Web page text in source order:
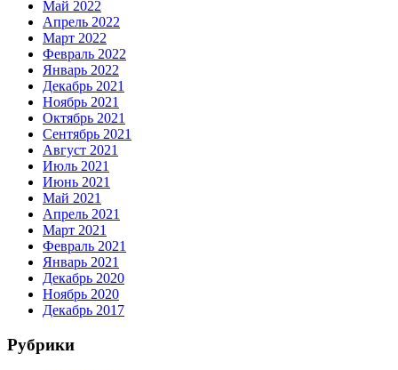
Май 2022
Апрель 2022
Март 2022
Февраль 2022
Январь 2022
Декабрь 2021
Ноябрь 2021
Октябрь 2021
Сентябрь 2021
Август 2021
Июль 2021
Июнь 2021
Май 2021
Апрель 2021
Март 2021
Февраль 2021
Январь 2021
Декабрь 2020
Ноябрь 2020
Декабрь 2017
Рубрики